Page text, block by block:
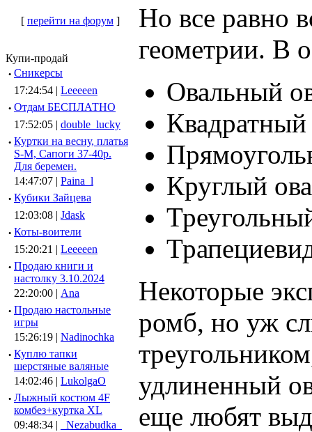
[ перейти на форум ]
Купи-продай
· Сникерсы
17:24:54 | Leeeeen
· Отдам БЕСПЛАТНО
17:52:05 | double_lucky
· Куртки на весну, платья
S-M, Сапоги 37-40р.
Для беремен.
14:47:07 | Paina_l
· Кубики Зайцева
12:03:08 | Jdask
· Коты-воители
15:20:21 | Leeeeen
· Продаю книги и
настолку 3.10.2024
22:20:00 | Ana
· Продаю настольные
игры
15:26:19 | Nadinochka
· Куплю тапки
шерстяные валяные
14:02:46 | LukolgaO
· Лыжный костюм 4F
комбез+куртка XL
09:48:34 |
_Nezabudka_
Но все равно
геометрии. В
Овальный
Квадратный
Круглый
Некоторые
ромб, но уж
удлиненный
еще любят